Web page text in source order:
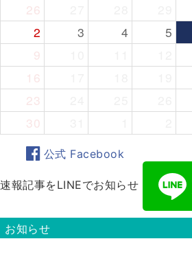
26
2
3 4 5
9
16
23
30
公式 Facebook
速報記事をLINEでお知らせ
お知らせ